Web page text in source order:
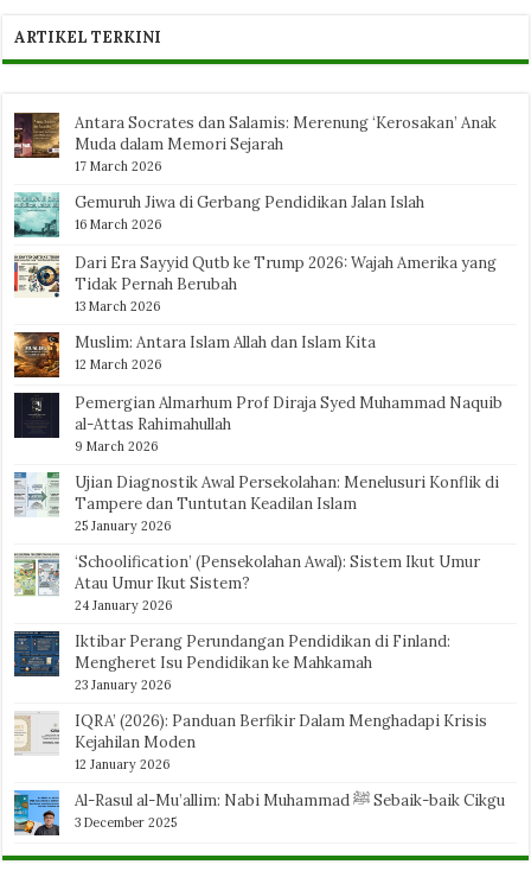
ARTIKEL TERKINI
Antara Socrates dan Salamis: Merenung ‘Kerosakan’ Anak
Muda dalam Memori Sejarah
17 March 2026
Gemuruh Jiwa di Gerbang Pendidikan Jalan Islah
16 March 2026
Dari Era Sayyid Qutb ke Trump 2026: Wajah Amerika yang
Tidak Pernah Berubah
13 March 2026
Muslim: Antara Islam Allah dan Islam Kita
12 March 2026
Pemergian Almarhum Prof Diraja Syed Muhammad Naquib
al-Attas Rahimahullah
9 March 2026
Ujian Diagnostik Awal Persekolahan: Menelusuri Konflik di
Tampere dan Tuntutan Keadilan Islam
25 January 2026
‘Schoolification’ (Pensekolahan Awal): Sistem Ikut Umur
Atau Umur Ikut Sistem?
24 January 2026
Iktibar Perang Perundangan Pendidikan di Finland:
Mengheret Isu Pendidikan ke Mahkamah
23 January 2026
IQRA’ (2026): Panduan Berfikir Dalam Menghadapi Krisis
Kejahilan Moden
12 January 2026
Al-Rasul al-Mu’allim: Nabi Muhammad ﷺ Sebaik-baik Cikgu
3 December 2025